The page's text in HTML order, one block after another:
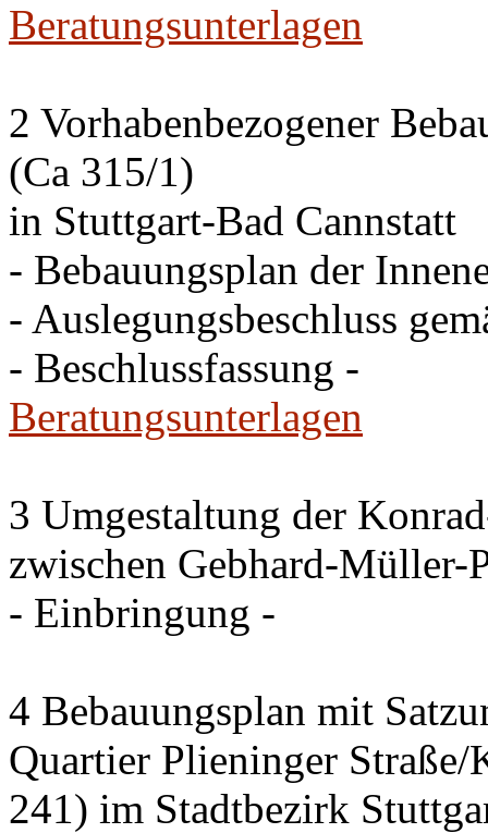
Beratungsunterlagen
2 Vorhabenbezogener
(Ca 315/1)
in Stuttgart-Bad Cannstatt
- Bebauungsplan der
- Auslegungsbeschluss
- Beschlussfassung -
Beratungsunterlagen
3 Umgestaltung der
zwischen Gebhard-Müller-
- Einbringung -
4 Bebauungsplan mit
Quartier Plieninger
241) im Stadtbezirk